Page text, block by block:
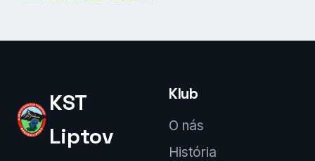
KST
Liptov
Klub
O nás
História